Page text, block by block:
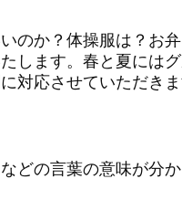
のか？体操服は？お
します。春と夏には
対応させていただきま
どの言葉の意味が分